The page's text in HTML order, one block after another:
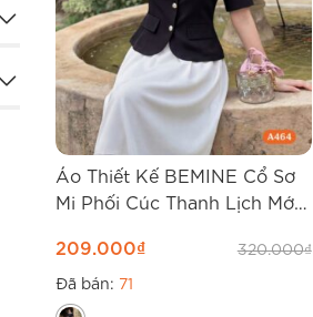
Áo Thiết Kế BEMINE Cổ Sơ
Mi Phối Cúc Thanh Lịch Mới
209.000₫ 320.000₫
Đã bán: 71